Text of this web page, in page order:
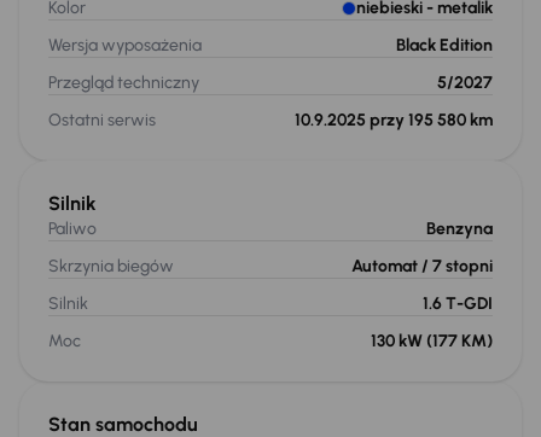
Kolor
niebieski - metalik
Wersja wyposażenia
Black Edition
Przegląd techniczny
5/2027
Ostatni serwis
10.9.2025 przy 195 580 km
Stan samochodu
Silnik
Paliwo
Benzyna
Skrzynia biegów
Automat / 7 stopni
Silnik
1.6 T-GDI
Moc
130 kW (177 KM)